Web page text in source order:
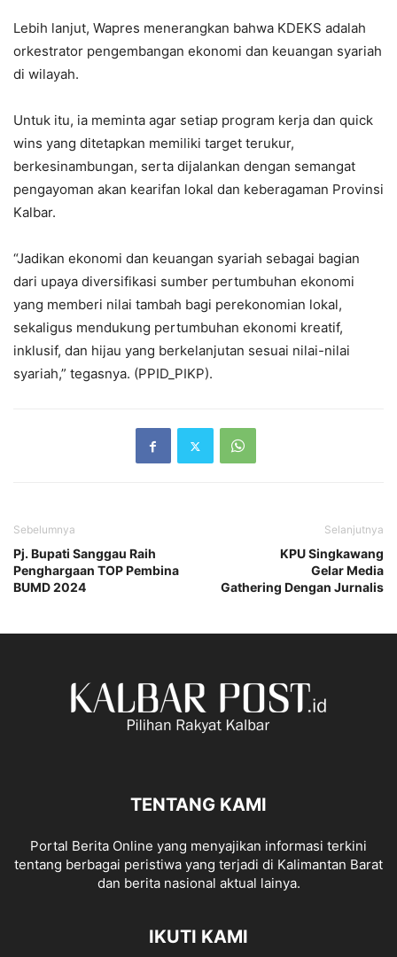
Lebih lanjut, Wapres menerangkan bahwa KDEKS adalah
orkestrator pengembangan ekonomi dan keuangan syariah
di wilayah.
Untuk itu, ia meminta agar setiap program kerja dan quick
wins yang ditetapkan memiliki target terukur,
berkesinambungan, serta dijalankan dengan semangat
pengayoman akan kearifan lokal dan keberagaman Provinsi
Kalbar.
“Jadikan ekonomi dan keuangan syariah sebagai bagian
dari upaya diversifikasi sumber pertumbuhan ekonomi
yang memberi nilai tambah bagi perekonomian lokal,
sekaligus mendukung pertumbuhan ekonomi kreatif,
inklusif, dan hijau yang berkelanjutan sesuai nilai-nilai
syariah,” tegasnya. (PPID_PIKP).
Sebelumnya
Pj. Bupati Sanggau Raih
Penghargaan TOP Pembina
BUMD 2024
Selanjutnya
KPU Singkawang
Gelar Media
Gathering Dengan Jurnalis
TENTANG KAMI
Portal Berita Online yang menyajikan informasi terkini
tentang berbagai peristiwa yang terjadi di Kalimantan Barat
dan berita nasional aktual lainya.
IKUTI KAMI